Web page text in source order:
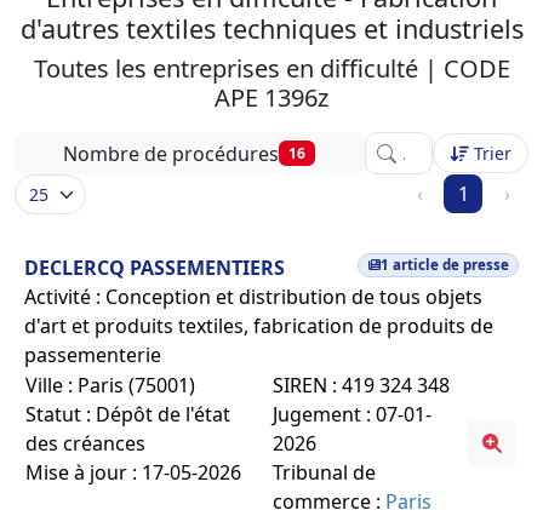
d'autres textiles techniques et industriels
Toutes les entreprises en difficulté | CODE
APE 1396z
Nombre de procédures 16 Affinez votreTrier
‹ 1 ›
DECLERCQ PASSEMENTIERS 1 article de presse
Activité : Conception et distribution de tous objets
d'art et produits textiles, fabrication de produits de
passementerie
Ville : Paris (75001)
Statut : Dépôt de l'état
des créances
Mise à jour : 17-05-2026
SIREN : 419 324 348
Jugement : 07-01-
2026
Tribunal de
commerce : Paris